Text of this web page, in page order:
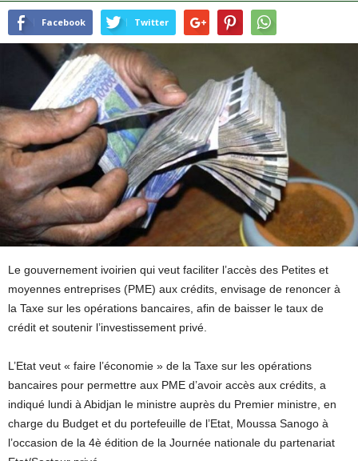
Facebook Twitter
Le gouvernement ivoirien qui veut faciliter l’accès des Petites et
moyennes entreprises (PME) aux crédits, envisage de renoncer à
la Taxe sur les opérations bancaires, afin de baisser le taux de
crédit et soutenir l’investissement privé.
L’Etat veut « faire l’économie » de la Taxe sur les opérations
bancaires pour permettre aux PME d’avoir accès aux crédits, a
indiqué lundi à Abidjan le ministre auprès du Premier ministre, en
charge du Budget et du portefeuille de l’Etat, Moussa Sanogo à
l’occasion de la 4è édition de la Journée nationale du partenariat